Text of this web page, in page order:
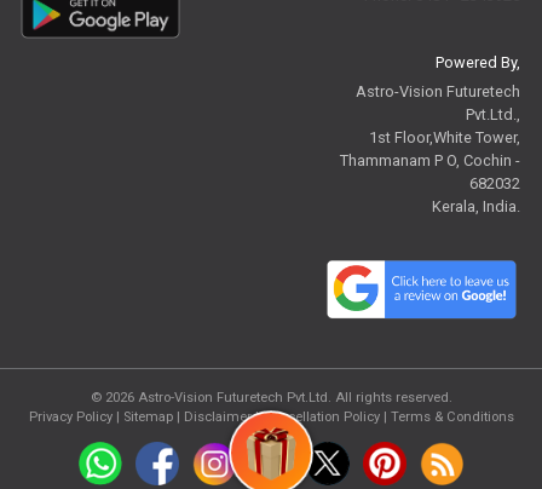
Powered By,
Astro-Vision Futuretech
Pvt.Ltd.,
1st Floor,White Tower,
Thammanam P O, Cochin -
682032
Kerala, India.
© 2026 Astro-Vision Futuretech Pvt.Ltd. All rights reserved.
Privacy Policy| Sitemap | Disclaimer|Cancellation Policy| Terms & Conditions